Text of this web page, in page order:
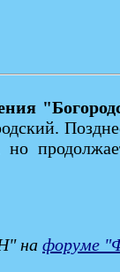
на форуме